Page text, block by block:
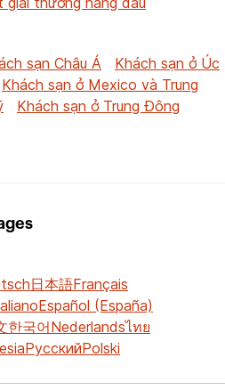
sạn Châu Á
Khách sạn ở Úc
Khách sạn ở Mexico và Trung
Khách sạn ở Trung Đông
日本語Français
Español (España)
한국어Nederlandsไทย
РусскийPolski